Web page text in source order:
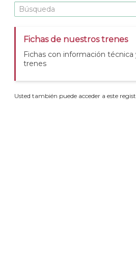
Fichas de nuestros trenes
Fichas con información
trenes
Usted también puede acceder a este